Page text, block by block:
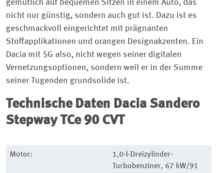
gemütlich auf bequemen Sitzen in einem Auto, das
nicht nur günstig, sondern auch gut ist. Dazu ist es
geschmackvoll eingerichtet mit prägnanten
Stoffapplikationen und orangen Designakzenten. Ein
Dacia mit 5G also, nicht wegen seiner digitalen
Vernetzungsoptionen, sondern weil er in der Summe
seiner Tugenden grundsolide ist.
Technische Daten Dacia Sandero
Stepway TCe 90 CVT
Motor:
1,0-l-Dreizylinder-
Turbobenziner, 67 kW/91